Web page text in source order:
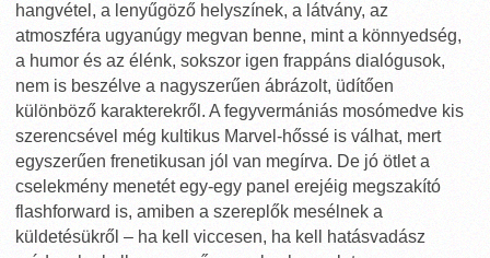
hangvétel, a lenyűgöző helyszínek, a látvány, az
atmoszféra ugyanúgy megvan benne, mint a könnyedség,
a humor és az élénk, sokszor igen frappáns dialógusok,
nem is beszélve a nagyszerűen ábrázolt, üdítően
különböző karakterekről. A fegyvermániás mosómedve kis
szerencsével még kultikus Marvel-hőssé is válhat, mert
egyszerűen frenetikusan jól van megírva. De jó ötlet a
cselekmény menetét egy-egy panel erejéig megszakító
flashforward is, amiben a szereplők mesélnek a
küldetésükről – ha kell viccesen, ha kell hatásvadász